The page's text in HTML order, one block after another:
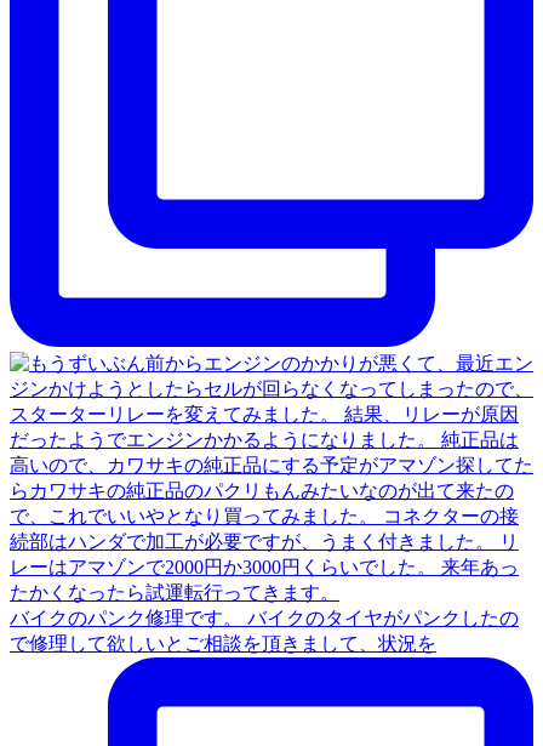
バイクのパンク修理です。 バイクのタイヤがパンクしたの
で修理して欲しいとご相談を頂きまして、状況を